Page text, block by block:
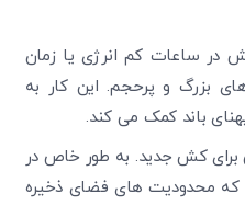
در ساعات کم‌ انرژی یا زمان‌
بزرگ و پرحجم. این کار به
باند کمک می‌ کند.
کش جدید. به طور خاص در
که محدودیت‌ های فضای ذخیره